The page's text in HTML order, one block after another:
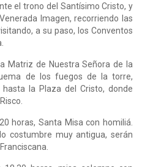
el trono del Santísimo Cristo, y
Imagen, recorriendo las
a su paso, los Conventos
Matriz de Nuestra Señora de la
de los fuegos de la torre,
la Plaza del Cristo, donde
horas, Santa Misa con homiliá.
costumbre muy antigua, serán